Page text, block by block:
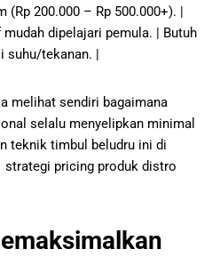
(Rp 200.000 – Rp 500.000+). |
mudah dipelajari pemula. | Butuh
suhu/tekanan. |
melihat sendiri bagaimana
selalu menyelipkan minimal
teknik timbul beludru ini di
pricing produk distro